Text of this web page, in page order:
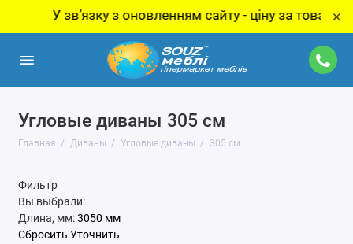
У звʼязку з оновленням сайту - ціну за товар ×
Угловые диваны 305 см
Главная Диваны Угловые диваны 305 см
Фильтр
Вы выбрали:
Длина, мм: 3050 мм
Сбросить Уточнить